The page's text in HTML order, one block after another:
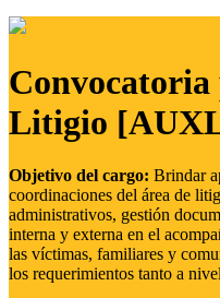
Litigio
Objetivo del cargo: Brindar
coordinaciones del área de
administrativos, gestión
interna y externa en el
las víctimas, familiares y
los requerimientos tanto a